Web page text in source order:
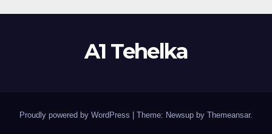
A1 Tehelka
Proudly powered by WordPress Theme: Newsup by Themeansar.